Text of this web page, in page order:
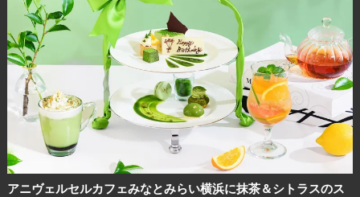
アニヴェルセルカフェみなとみらい横浜に抹茶＆シトラスのス